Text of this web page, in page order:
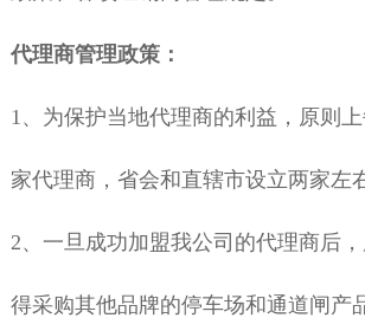
代理商管理政策：
1 、为保护当地代理商的利益，原则
家代理商，省会和直辖市设立两家左
2、一旦成功加盟我公司的代理商后
得采购其他品牌的停车场和通道闸产